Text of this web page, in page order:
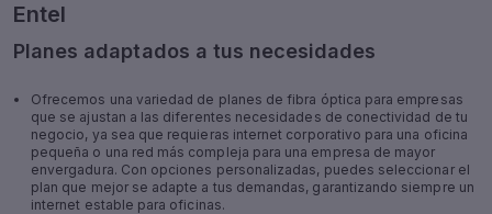
Entel
Planes adaptados a tus necesidades
Ofrecemos una variedad de planes de fibra óptica para empresas
que se ajustan a las diferentes necesidades de conectividad de tu
negocio, ya sea que requieras internet corporativo para una oficina
pequeña o una red más compleja para una empresa de mayor
envergadura. Con opciones personalizadas, puedes seleccionar el
plan que mejor se adapte a tus demandas, garantizando siempre un
internet estable para oficinas.